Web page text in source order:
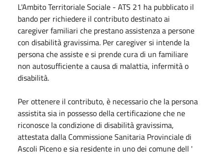
L'Ambito Territoriale Sociale - ATS 21 ha pubblicato il
bando per richiedere il contributo destinato ai
caregiver familiari che prestano assistenza a persone
con disabilità gravissima. Per caregiver si intende la
persona che assiste e si prende cura di un familiare
non autosufficiente a causa di malattia, infermità o
disabilità.
Per ottenere il contributo, è necessario che la persona
assistita sia in possesso della certificazione che ne
riconosce la condizione di disabilità gravissima,
attestata dalla Commissione Sanitaria Provinciale di
Ascoli Piceno e sia residente in uno dei comune dell '